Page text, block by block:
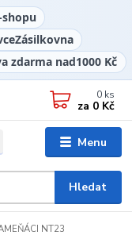
Zásilkovna
zdarma nad1000 Kč
Menu
Hledat
0 ks
za 0 Kč
NT23